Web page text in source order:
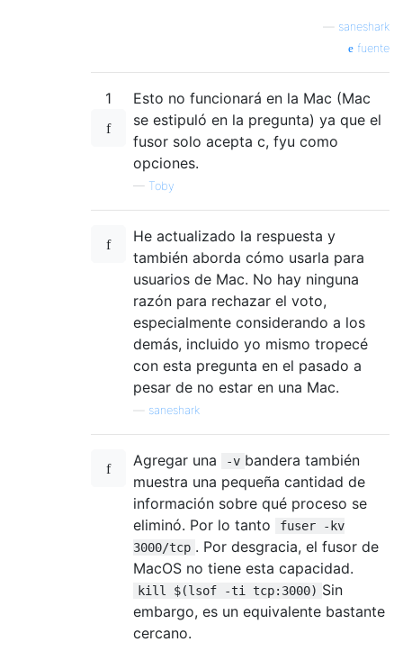
saneshark
fuente
1
Esto no funcionará en la Mac (Mac
se estipuló en la pregunta) ya que el
fusor solo acepta c, fyu como
opciones.
— Toby
He actualizado la respuesta y
también aborda cómo usarla para
usuarios de Mac. No hay ninguna
razón para rechazar el voto,
especialmente considerando a los
demás, incluido yo mismo tropecé
con esta pregunta en el pasado a
pesar de no estar en una Mac.
saneshark
Agregar una -v bandera también
muestra una pequeña cantidad de
información sobre qué proceso se
eliminó. Por lo tanto
fuser -kv
3000/tcp . Por desgracia, el fusor de
MacOS no tiene esta capacidad.
kill $(lsof -ti tcp:3000) Sin
embargo, es un equivalente bastante
cercano.